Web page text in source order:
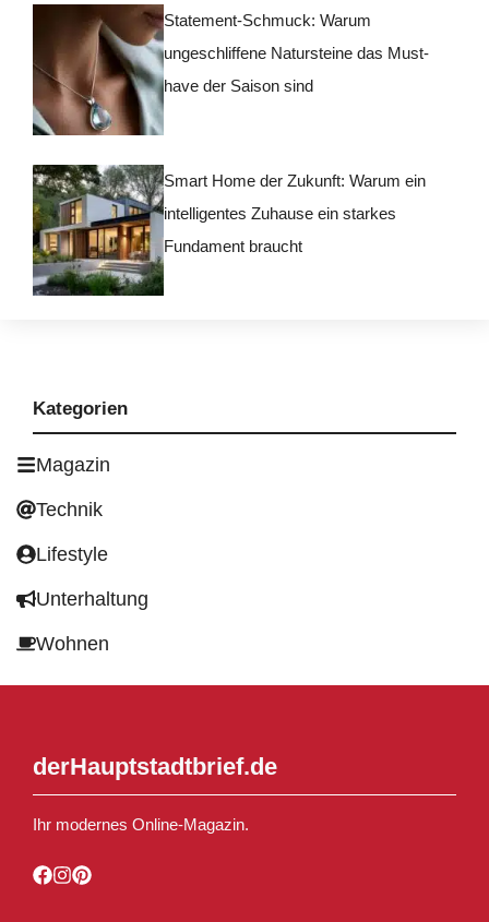
Statement-Schmuck: Warum
ungeschliffene Natursteine das Must-
have der Saison sind
Smart Home der Zukunft: Warum ein
intelligentes Zuhause ein starkes
Fundament braucht
Kategorien
Magazin
Technik
Lifestyle
Unterhaltung
Wohnen
derHauptstadtbrief.de
Ihr modernes Online-Magazin.